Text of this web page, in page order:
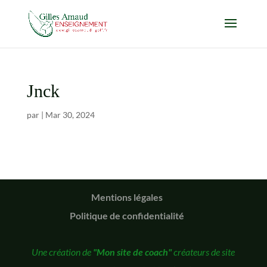
Jnck
par | Mar 30, 2024
Mentions légales
Politique de confidentialité
Une création de "Mon site de coach"créateurs de site